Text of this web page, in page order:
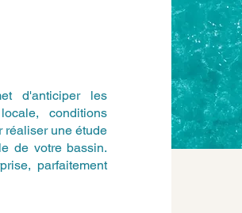
d'anticiper les
conditions
réaliser une étude
de votre bassin.
parfaitement